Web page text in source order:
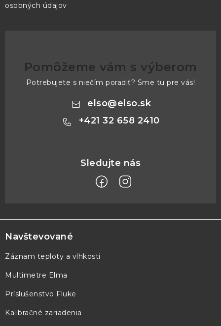
osobných údajov
Pomôžeme vám s výberom
Potrebujete s niečím poradiť? Sme tu pre vás!
elso@elso.sk
+421 32 658 2410
á
p
ä
e
Navštevované
Záznam teploty a vlhkosti
Multimetre Elma
Príslušenstvo Fluke
Kalibračné zariadenia